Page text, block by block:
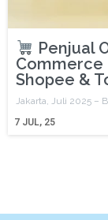
Penjual
Commerce
Shopee &
7 JUL, 25
Jakarta, Juli 2025 –